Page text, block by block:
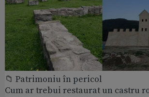
📁 Patrimoniu în pericol
Cum ar trebui restaurat un castru